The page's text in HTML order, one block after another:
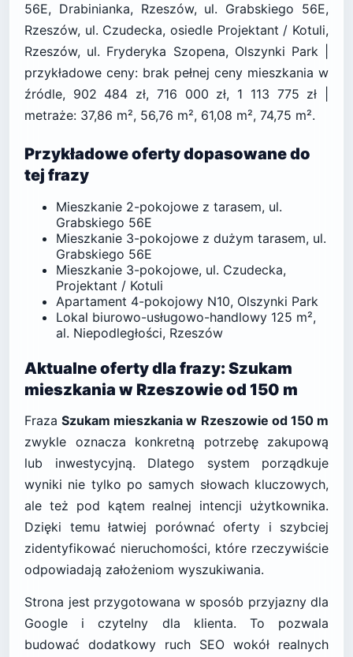
56E, Drabinianka, Rzeszów, ul. Grabskiego 56E,
Rzeszów, ul. Czudecka, osiedle Projektant / Kotuli,
Rzeszów, ul. Fryderyka Szopena, Olszynki Park |
przykładowe ceny: brak pełnej ceny mieszkania w
źródle, 902 484 zł, 716 000 zł, 1 113 775 zł |
metraże: 37,86 m², 56,76 m², 61,08 m², 74,75 m².
Przykładowe oferty dopasowane do
tej frazy
Mieszkanie 2-pokojowe z tarasem, ul.
Grabskiego 56E
Mieszkanie 3-pokojowe z dużym tarasem, ul.
Grabskiego 56E
Mieszkanie 3-pokojowe, ul. Czudecka,
Projektant / Kotuli
Apartament 4-pokojowy N10, Olszynki Park
Lokal biurowo-usługowo-handlowy 125 m²,
al. Niepodległości, Rzeszów
Aktualne oferty dla frazy: Szukam
mieszkania w Rzeszowie od 150 m
FrazaSzukam mieszkania w Rzeszowie od 150 m
zwykle oznacza konkretną potrzebę zakupową
lub inwestycyjną. Dlatego system porządkuje
wyniki nie tylko po samych słowach kluczowych,
ale też pod kątem realnej intencji użytkownika.
Dzięki temu łatwiej porównać oferty i szybciej
zidentyfikować nieruchomości, które rzeczywiście
odpowiadają założeniom wyszukiwania.
Strona jest przygotowana w sposób przyjazny dla
Google i czytelny dla klienta. To pozwala
budować dodatkowy ruch SEO wokół realnych